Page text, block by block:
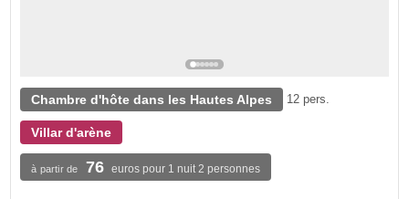
Chambre d'hôte dans les Hautes Alpes 12 pers.
Villar d'arène
à partir de 76 euros pour 1 nuit 2 personnes